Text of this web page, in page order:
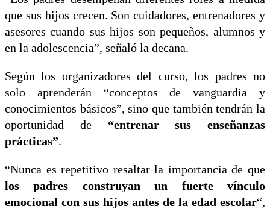
que sus hijos crecen. Son cuidadores, entrenadores y
asesores cuando sus hijos son pequeños, alumnos y
en la adolescencia”, señaló la decana.
Según los organizadores del curso, los padres no
solo aprenderán “conceptos de vanguardia y
conocimientos básicos”, sino que también tendrán la
oportunidad de “entrenar sus enseñanzas
prácticas”.
“Nunca es repetitivo resaltar la importancia de que
los padres construyan un fuerte vínculo
emocional con sus hijos antes de la edad escolar“,